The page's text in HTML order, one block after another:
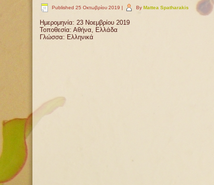
Published 25 Οκτωβρίου 2019 | By Mattea Spatharakis
Ημερομηνία: 23 Νοεμβρίου 2019
Τοποθεσία: Αθήνα, Ελλάδα
Γλώσσα: Ελληνικά